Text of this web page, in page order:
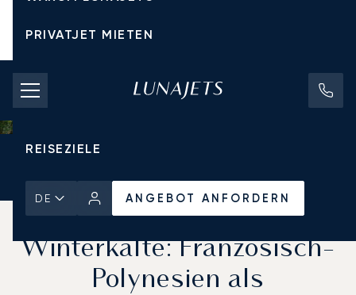
PRIVATJET MIETEN
CHARTERPREISE
PRIVATJETS
REISEZIELE
DE ANGEBOT ANFORDERN
Entfliehen Sie der
Winterkälte: Französisch-
Polynesien als